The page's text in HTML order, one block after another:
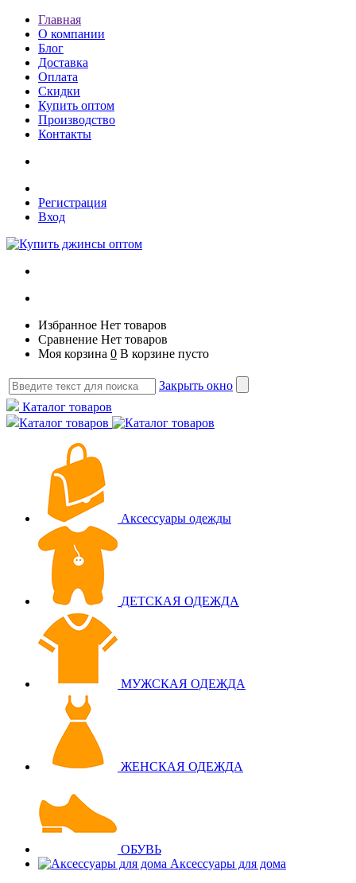
Главная
О компании
Блог
Доставка
Оплата
Скидки
Купить оптом
Производство
Контакты
Регистрация
Вход
Избранное Нет товаров
Сравнение Нет товаров
Моя корзина 0 В корзине пусто
Закрыть окно
Каталог товаров
Каталог товаров
Аксессуары одежды
ДЕТСКАЯ ОДЕЖДА
МУЖСКАЯ ОДЕЖДА
ЖЕНСКАЯ ОДЕЖДА
ОБУВЬ
Аксессуары для дома